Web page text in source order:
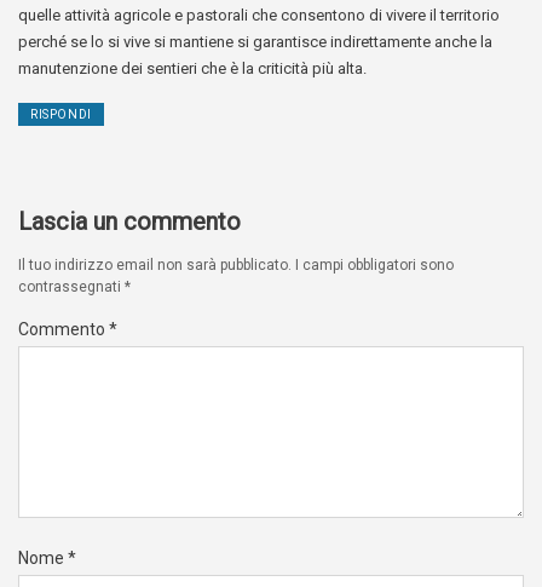
quelle attività agricole e pastorali che consentono di vivere il territorio
perché se lo si vive si mantiene si garantisce indirettamente anche la
manutenzione dei sentieri che è la criticità più alta.
RISPONDI
Lascia un commento
Il tuo indirizzo email non sarà pubblicato. I campi obbligatori sono
contrassegnati *
Commento *
Nome *